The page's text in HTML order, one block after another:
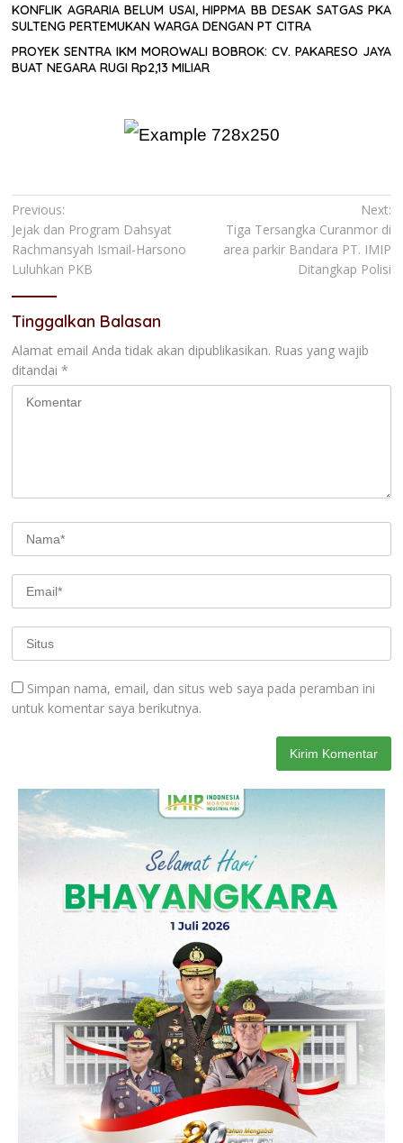
KONFLIK AGRARIA BELUM USAI, HIPPMA BB DESAK SATGAS PKA
SULTENG PERTEMUKAN WARGA DENGAN PT CITRA
PROYEK SENTRA IKM MOROWALI BOBROK: CV. PAKARESO JAYA
BUAT NEGARA RUGI Rp2,13 MILIAR
Navigasi
pos
Previous:
Jejak dan Program Dahsyat
Rachmansyah Ismail-Harsono
Luluhkan PKB
Next:
Tiga Tersangka Curanmor di
area parkir Bandara PT. IMIP
Ditangkap Polisi
Tinggalkan Balasan
Alamat email Anda tidak akan dipublikasikan. Ruas yang wajib
ditandai *
Simpan nama, email, dan situs web saya pada peramban ini
untuk komentar saya berikutnya.